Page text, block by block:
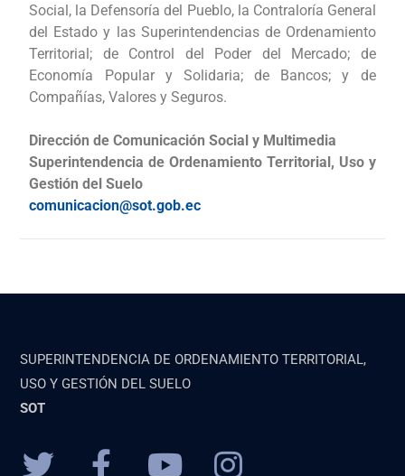
Social, la Defensoría del Pueblo, la Contraloría General
del Estado y las Superintendencias de Ordenamiento
Territorial; de Control del Poder del Mercado; de
Economía Popular y Solidaria; de Bancos; y de
Compañías, Valores y Seguros.
Dirección de Comunicación Social y Multimedia
Superintendencia de Ordenamiento Territorial, Uso y
Gestión del Suelo
comunicacion@sot.gob.ec
SUPERINTENDENCIA DE ORDENAMIENTO TERRITORIAL,
USO Y GESTIÓN DEL SUELO
SOT